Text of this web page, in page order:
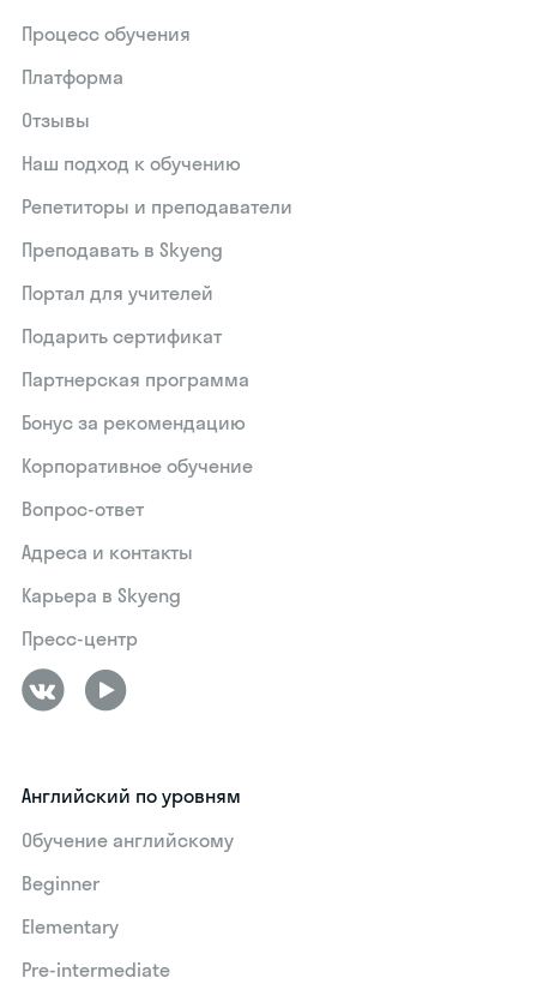
Процесс обучения
Платформа
Отзывы
Наш подход к обучению
Репетиторы и преподаватели
Преподавать в Skyeng
Портал для учителей
Подарить сертификат
Партнерская программа
Бонус за рекомендацию
Корпоративное обучение
Вопрос-ответ
Адреса и контакты
Карьера в Skyeng
Пресс-центр
Английский по уровням
Обучение английскому
Beginner
Elementary
Pre-intermediate